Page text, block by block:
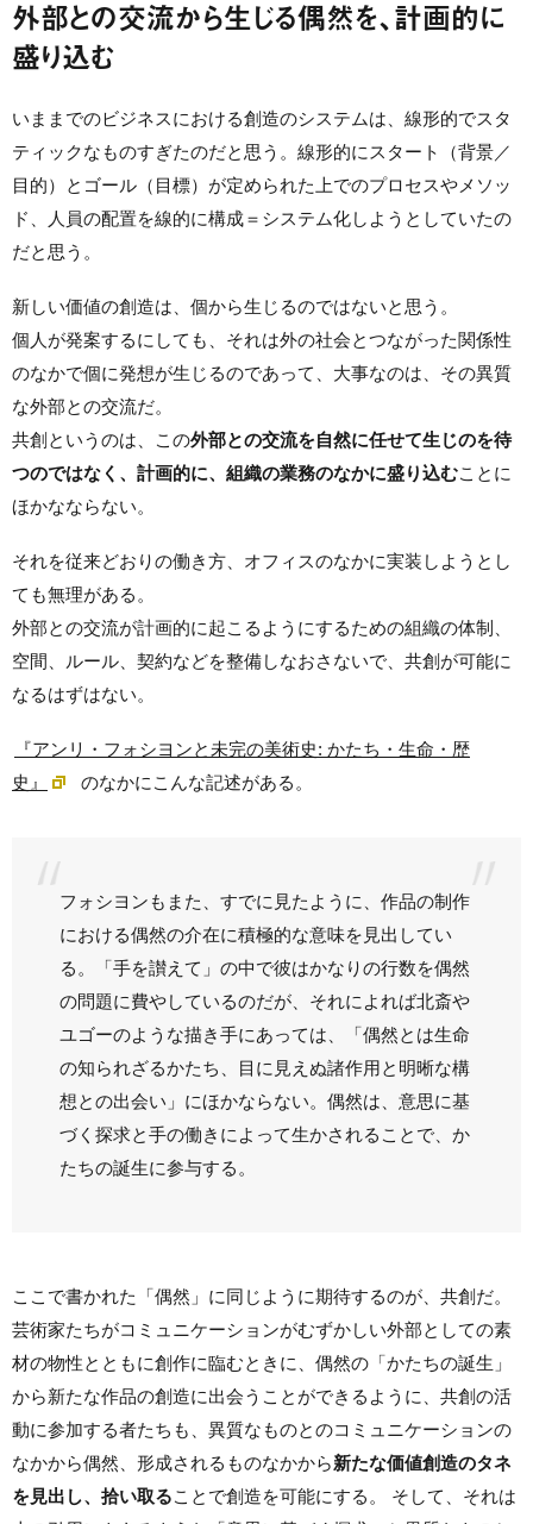
外部との交流から生じる偶然を、計画的に
盛り込む
いままでのビジネスにおける創造のシステムは、線形的でスタ
ティックなものすぎたのだと思う。線形的にスタート（背景／
目的）とゴール（目標）が定められた上でのプロセスやメソッ
ド、人員の配置を線的に構成＝システム化しようとしていたの
だと思う。
新しい価値の創造は、個から生じるのではないと思う。
個人が発案するにしても、それは外の社会とつながった関係性
のなかで個に発想が生じるのであって、大事なのは、その異質
な外部との交流だ。
共創というのは、この外部との交流を自然に任せて生じのを待
つのではなく、計画的に、組織の業務のなかに盛り込むことに
ほかなならない。
それを従来どおりの働き方、オフィスのなかに実装しようとし
ても無理がある。
外部との交流が計画的に起こるようにするための組織の体制、
空間、ルール、契約などを整備しなおさないで、共創が可能に
なるはずはない。
『アンリ・フォシヨンと未完の美術史: かたち・生命・歴
史』
のなかにこんな記述がある。
フォシヨンもまた、すでに見たように、作品の制作
における偶然の介在に積極的な意味を見出してい
る。「手を讃えて」の中で彼はかなりの行数を偶然
の問題に費やしているのだが、それによれば北斎や
ユゴーのような描き手にあっては、「偶然とは生命
の知られざるかたち、目に見えぬ諸作用と明晰な構
想との出会い」にほかならない。偶然は、意思に基
づく探求と手の働きによって生かされることで、か
たちの誕生に参与する。
ここで書かれた「偶然」に同じように期待するのが、共創だ。
芸術家たちがコミュニケーションがむずかしい外部としての素
材の物性とともに創作に臨むときに、偶然の「かたちの誕生」
から新たな作品の創造に出会うことができるように、共創の活
動に参加する者たちも、異質なものとのコミュニケーションの
なかから偶然、形成されるものなかから新たな価値創造のタネ
を見出し、拾い取ることで創造を可能にする。 そして、それは